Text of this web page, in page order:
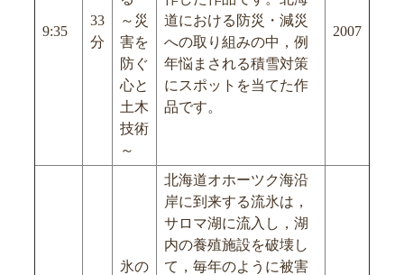
9:35
33
分
～災
害を
防ぐ
心と
土木
技術
～
道における防災・減災
への取り組みの中，例
年悩まされる積雪対策
にスポットを当てた作
品です。
2007
氷の
北海道オホーツク海沿
岸に到来する流氷は，
サロマ湖に流入し，湖
内の養殖施設を破壊し
て，毎年のように被害